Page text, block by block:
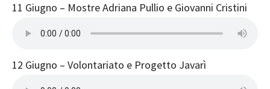
11 Giugno – Mostre Adriana Pullio e Giovanni Cristini
12 Giugno – Volontariato e Progetto Javarì